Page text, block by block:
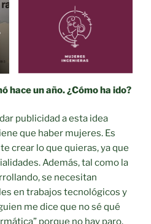
hace un año. ¿Cómo ha ido?
publicidad a esta idea
que haber mujeres. Es
crear lo que quieras, ya que
Además, tal como la
se necesitan
en trabajos tecnológicos y
me dice que no sé qué
porque no hay paro.